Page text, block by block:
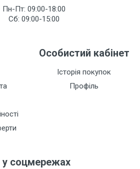
Пн-Пт: 09:00-18:00
Сб: 09:00-15:00
Особистий кабінет
Історія покупок
Профіль
соцмережах